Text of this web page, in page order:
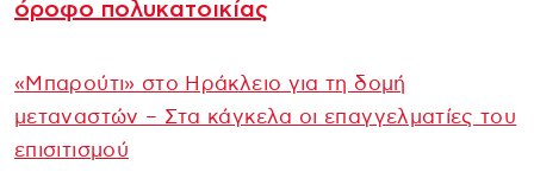
όροφο πολυκατοικίας
«Μπαρούτι» στο Ηράκλειο για τη δομή
μεταναστών – Στα κάγκελα οι επαγγελματίες του
επισιτισμού